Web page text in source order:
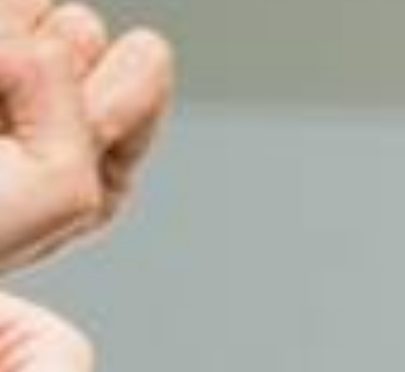
STATISTIK
Statistik Cookies erfassen Informationen
anonym. Diese Informationen helfen uns
verstehen, wie unsere Besucher unsere
Website nutzen.
Matomo
Name: